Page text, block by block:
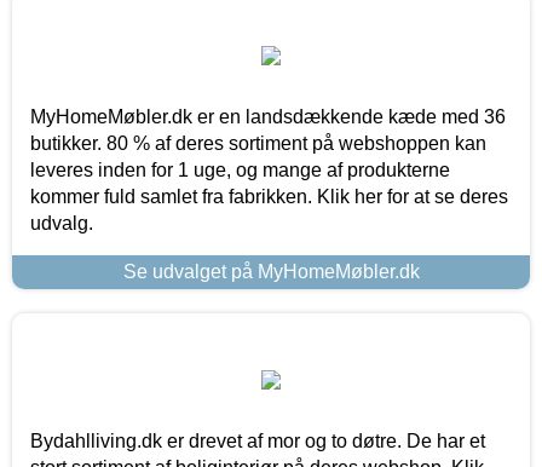
MyHomeMøbler.dk er en landsdækkende kæde med 36
butikker. 80 % af deres sortiment på webshoppen kan
leveres inden for 1 uge, og mange af produkterne
kommer fuld samlet fra fabrikken. Klik her for at se deres
udvalg.
Se udvalget på MyHomeMøbler.dk
Bydahlliving.dk er drevet af mor og to døtre. De har et